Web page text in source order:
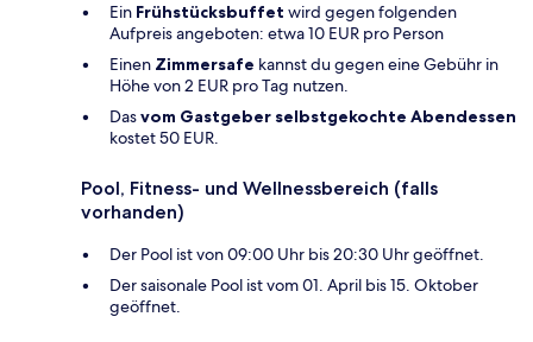
Ein Frühstücksbuffet wird gegen folgenden
Aufpreis angeboten: etwa 10 EUR pro Person
Einen Zimmersafe kannst du gegen eine Gebühr in
Höhe von 2 EUR pro Tag nutzen.
Dasvom Gastgeber selbstgekochte Abendessen
kostet 50 EUR.
Pool, Fitness- und Wellnessbereich (falls
vorhanden)
Der Pool ist von 09:00 Uhr bis 20:30 Uhr geöffnet.
Der saisonale Pool ist vom 01. April bis 15. Oktober
geöffnet.